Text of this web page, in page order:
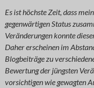
Es ist höchste Zeit, dass
gegenwärtigen Status
Veränderungen konnte
Daher erscheinen im
Blogbeiträge zu
Bewertung der jüngsten
vorsichtigen wie gewagten